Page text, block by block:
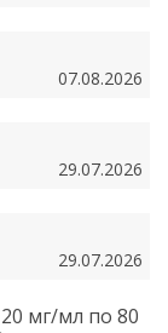
07.08.2026
29.07.2026
29.07.2026
мг/мл по 80